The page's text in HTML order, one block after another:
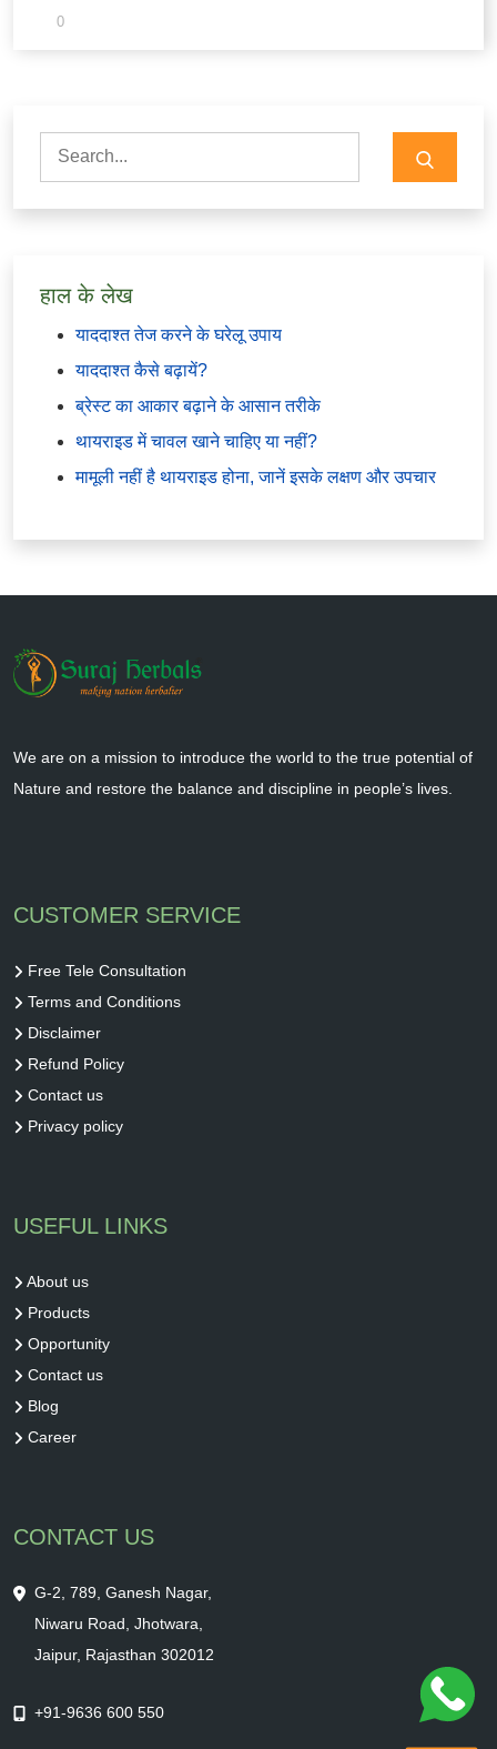
0
Search
for:
हाल के लेख
याददाश्त तेज करने के घरेलू उपाय
याददाश्त कैसे बढ़ायें?
ब्रेस्ट का आकार बढ़ाने के आसान तरीके
थायराइड में चावल खाने चाहिए या नहीं?
मामूली नहीं है थायराइड होना, जानें इसके लक्षण और उपचार
We are on a mission to introduce the world to the true potential of
Nature and restore the balance and discipline in people’s lives.
CUSTOMER SERVICE
Free Tele Consultation
Terms and Conditions
Disclaimer
Refund Policy
Contact us
Privacy policy
USEFUL LINKS
About us
Products
Opportunity
Contact us
Blog
Career
CONTACT US
G-2, 789, Ganesh Nagar,
Niwaru Road, Jhotwara,
Jaipur, Rajasthan 302012
+91-9636 600 550